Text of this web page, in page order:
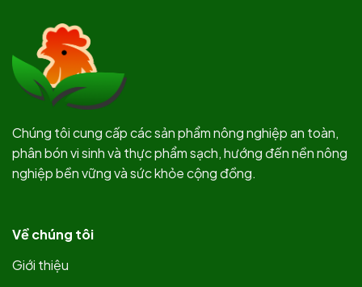
Chúng tôi cung cấp các sản phẩm nông nghiệp an toàn,
phân bón vi sinh và thực phẩm sạch, hướng đến nền nông
nghiệp bền vững và sức khỏe cộng đồng.
Về chúng tôi
Giới thiệu